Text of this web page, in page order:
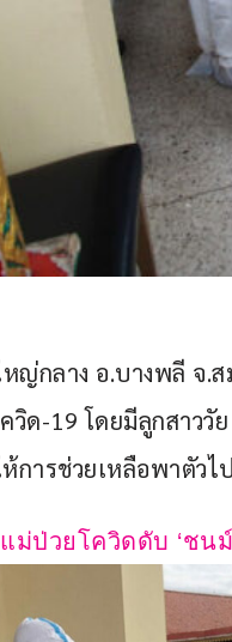
ญ่กลาง อ.บางพลี จ
วิด-19 โดยมีลูกสาว
การช่วยเหลือพาตัว
ม่ป่วยโควิดดับ ‘ชน